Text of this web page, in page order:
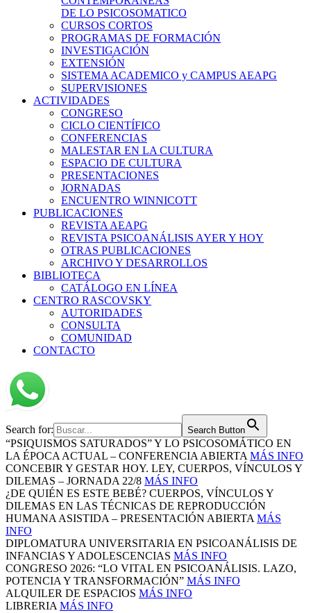
DE LO PSICOSOMATICO
CURSOS CORTOS
PROGRAMAS DE FORMACIÓN
INVESTIGACIÓN
EXTENSIÓN
SISTEMA ACADEMICO y CAMPUS AEAPG
SUPERVISIONES
ACTIVIDADES
CONGRESO
CICLO CIENTÍFICO
CONFERENCIAS
MALESTAR EN LA CULTURA
ESPACIO DE CULTURA
PRESENTACIONES
JORNADAS
ENCUENTRO WINNICOTT
PUBLICACIONES
REVISTA AEAPG
REVISTA PSICOANÁLISIS AYER Y HOY
OTRAS PUBLICACIONES
ARCHIVO Y DESARROLLOS
BIBLIOTECA
CATÁLOGO EN LÍNEA
CENTRO RASCOVSKY
AUTORIDADES
CONSULTA
COMUNIDAD
CONTACTO
Search for: Search Button
“PSIQUISMOS SATURADOS” Y LO PSICOSOMÁTICO EN
LA ÉPOCA ACTUAL – CONFERENCIA ABIERTA MÁS INFO
CONCEBIR Y GESTAR HOY. LEY, CUERPOS, VÍNCULOS Y
DILEMAS – JORNADA 22/8 MÁS INFO
¿DE QUIÉN ES ESTE BEBÉ? CUERPOS, VÍNCULOS Y
DILEMAS EN LAS TÉCNICAS DE REPRODUCCIÓN
HUMANA ASISTIDA – PRESENTACIÓN ABIERTA MÁS
INFO
DIPLOMATURA UNIVERSITARIA EN PSICOANÁLISIS DE
INFANCIAS Y ADOLESCENCIAS MÁS INFO
CONGRESO 2026: “LO VITAL EN PSICOANÁLISIS. LAZO,
POTENCIA Y TRANSFORMACIÓN” MÁS INFO
ALQUILER DE ESPACIOS MÁS INFO
LIBRERIA MÁS INFO